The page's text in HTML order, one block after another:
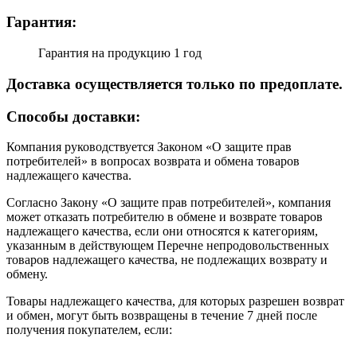
Гарантия:
Гарантия на продукцию 1 год
Доставка осуществляется только по предоплате.
Cпособы доставки:
Компания руководствуется Законом «О защите прав
потребителей» в вопросах возврата и обмена товаров
надлежащего качества.
Согласно Закону «О защите прав потребителей», компания
может отказать потребителю в обмене и возврате товаров
надлежащего качества, если они относятся к категориям,
указанным в действующем Перечне непродовольственных
товаров надлежащего качества, не подлежащих возврату и
обмену.
Товары надлежащего качества, для которых разрешен возврат
и обмен, могут быть возвращены в течение 7 дней после
получения покупателем, если: